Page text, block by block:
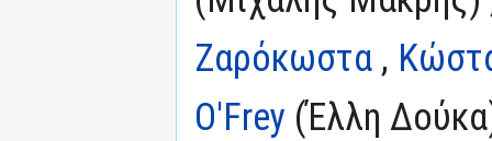
Ζαρόκωστα ,
O'Frey (Έλλη